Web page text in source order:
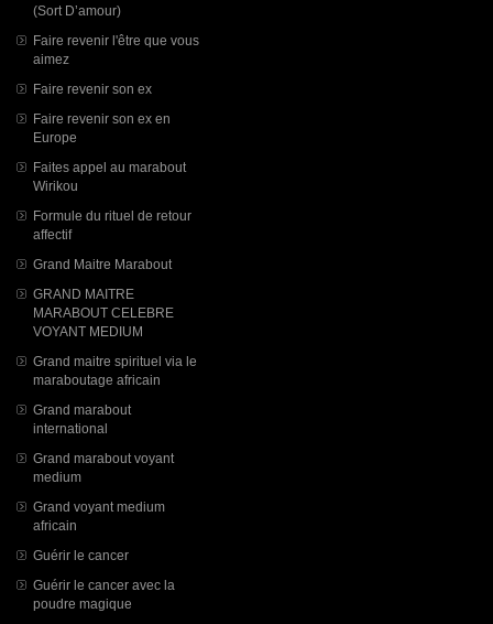
(Sort D’amour)
Faire revenir l'être que vous
aimez
Faire revenir son ex
Faire revenir son ex en
Europe
Faites appel au marabout
Wirikou
Formule du rituel de retour
affectif
Grand Maitre Marabout
GRAND MAITRE
MARABOUT CELEBRE
VOYANT MEDIUM
Grand maitre spirituel via le
maraboutage africain
Grand marabout
international
Grand marabout voyant
medium
Grand voyant medium
africain
Guérir le cancer
Guérir le cancer avec la
poudre magique